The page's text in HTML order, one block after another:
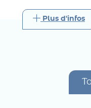
Plus d'infos